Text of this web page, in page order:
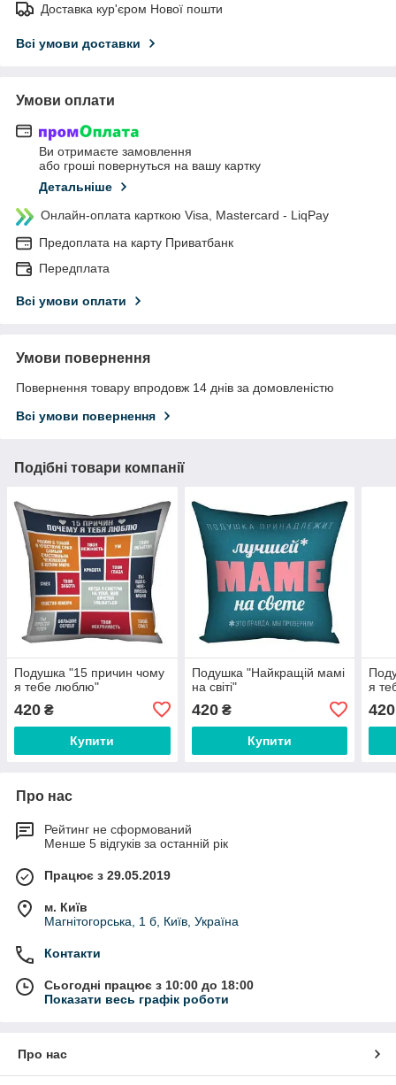
Доставка кур'єром Нової пошти
Всі умови доставки
Умови оплати
Ви отримаєте замовлення
або гроші повернуться на вашу картку
Детальніше
Онлайн-оплата карткою Visa, Mastercard - LiqPay
Предоплата на карту Приватбанк
Передплата
Всі умови оплати
Умови повернення
Повернення товару впродовж 14 днів за домовленістю
Всі умови повернення
Подібні товари компанії
Подушка "15 причин чому
я тебе люблю"
420 ₴
Купити
Подушка "Найкращій мамі
на світі"
420₴
Купити
я
420
Про нас
Рейтинг не сформований
Менше 5 відгуків за останній рік
Працює з 29.05.2019
м. Київ
Магнітогорська, 1 б, Київ, Україна
Контакти
Сьогодні працює з 10:00 до 18:00
Показати весь графік роботи
Про нас